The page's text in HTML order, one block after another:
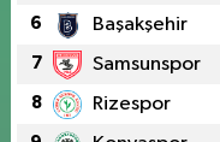
6 Başakşehir
7 Samsunspor
8 Rizespor